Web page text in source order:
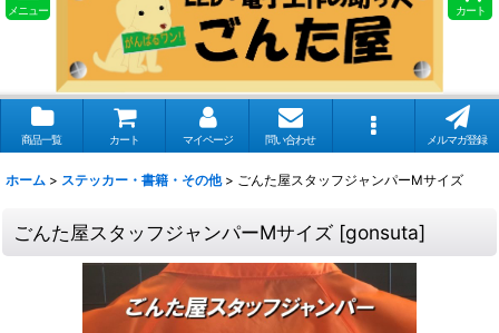
メニュー カート
商品一覧 カート マイページ 問い合わせ メルマガ登録
ホーム > ステッカー・書籍・その他 > ごんた屋スタッフジャンパーMサイズ
ごんた屋スタッフジャンパーMサイズ [gonsuta]